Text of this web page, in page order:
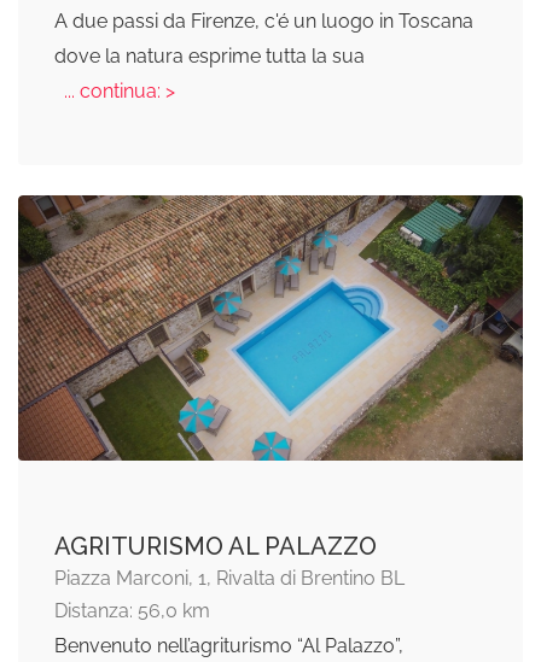
A due passi da Firenze, c'é un luogo in Toscana
dove la natura esprime tutta la sua
... continua: >
AGRITURISMO AL PALAZZO
Piazza Marconi, 1, Rivalta di Brentino BL
Distanza: 56,0 km
Benvenuto nell’agriturismo “Al Palazzo”,